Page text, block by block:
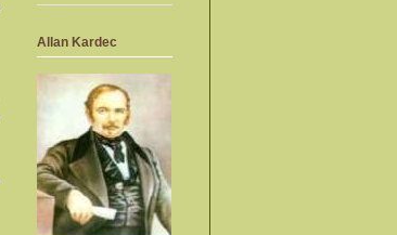
Allan Kardec